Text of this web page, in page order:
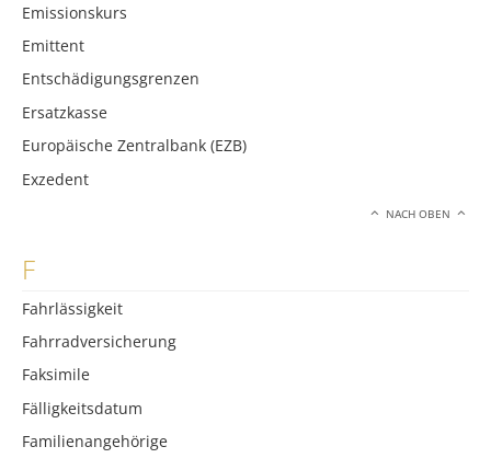
Emissionskurs
Emittent
Entschädigungsgrenzen
Ersatzkasse
Europäische Zentralbank (EZB)
Exzedent
NACH OBEN
F
Fahrlässigkeit
Fahrradversicherung
Faksimile
Fälligkeitsdatum
Familienangehörige